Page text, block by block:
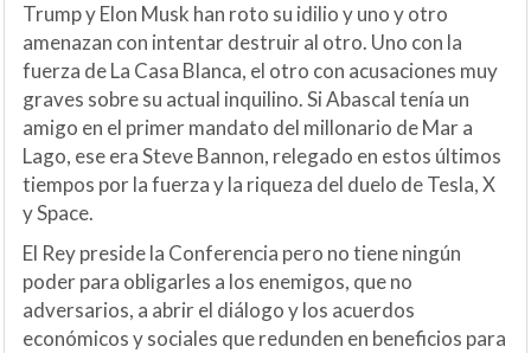
Trump y Elon Musk han roto su idilio y uno y otro
amenazan con intentar destruir al otro. Uno con la
fuerza de La Casa Blanca, el otro con acusaciones muy
graves sobre su actual inquilino. Si Abascal tenía un
amigo en el primer mandato del millonario de Mar a
Lago, ese era Steve Bannon, relegado en estos últimos
tiempos por la fuerza y la riqueza del duelo de Tesla, X
y Space.
El Rey preside la Conferencia pero no tiene ningún
poder para obligarles a los enemigos, que no
adversarios, a abrir el diálogo y los acuerdos
económicos y sociales que redunden en beneficios para